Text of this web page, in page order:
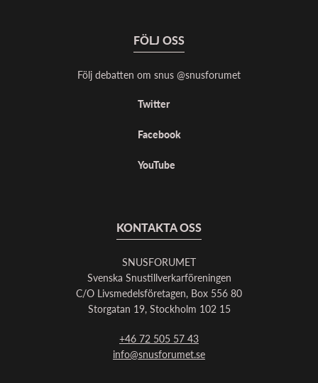
FÖLJ OSS
Följ debatten om snus @snusforumet
Twitter
Facebook
YouTube
KONTAKTA OSS
SNUSFORUMET
Svenska Snustillverkarföreningen
C/O Livsmedelsföretagen, Box 556 80
Storgatan 19, Stockholm 102 15
+46 72 505 57 43
info@snusforumet.se